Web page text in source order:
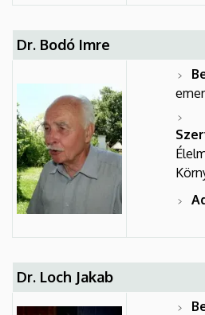
Dr. Bodó Imre
Dr. Loch Jakab